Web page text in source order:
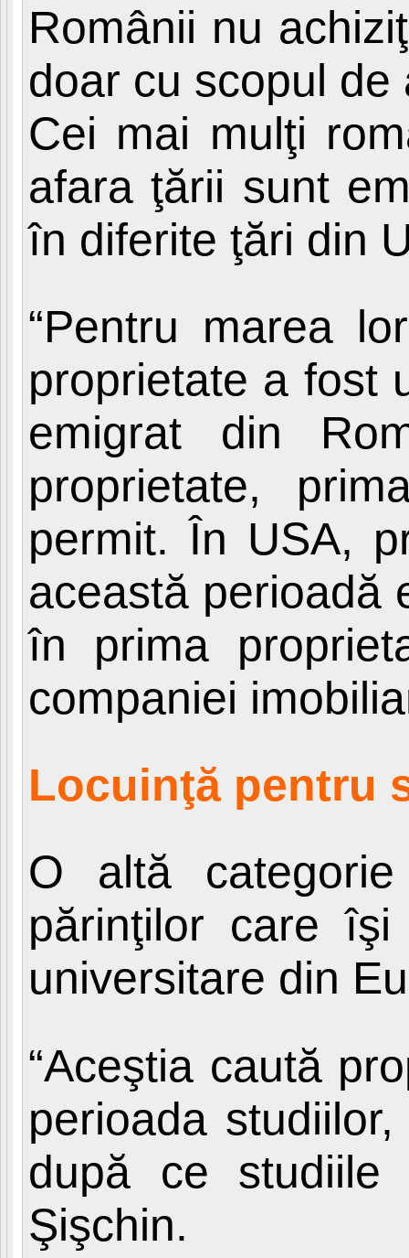
Românii nu
doar cu scopul
Cei mai mulţi
afara ţării sunt
în diferite ţări din
“Pentru marea
proprietate a fost
emigrat din
proprietate,
permit. În USA,
această perioadă
în prima
companiei
Locuinţă pentru
O altă
părinţilor care
universitare din
“Aceştia caută
perioada
după ce
Şişchin.